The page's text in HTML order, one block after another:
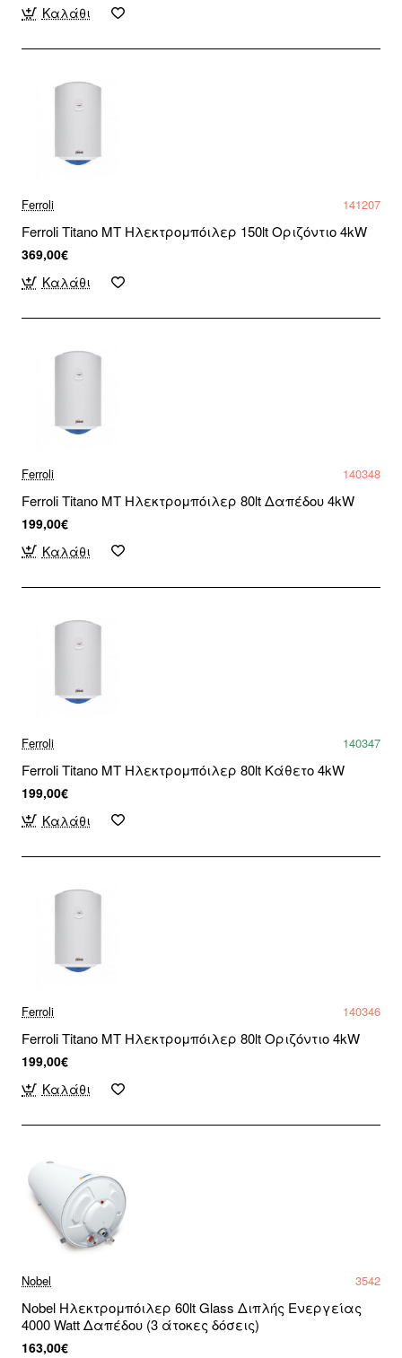
Καλάθι
Ferroli 141207
Ferroli Titano MT Ηλεκτρομπόιλερ 150lt Οριζόντιο 4kW
369,00€
Καλάθι
Ferroli 140348
Ferroli Titano MT Ηλεκτρομπόιλερ 80lt Δαπέδου 4kW
199,00€
Καλάθι
Ferroli 140347
Ferroli Titano MT Ηλεκτρομπόιλερ 80lt Κάθετο 4kW
199,00€
Καλάθι
Ferroli 140346
Ferroli Titano MT Ηλεκτρομπόιλερ 80lt Οριζόντιο 4kW
199,00€
Καλάθι
Nobel 3542
Nobel Hλεκτρομπόιλερ 60lt Glass Διπλής Ενεργείας
4000 Watt Δαπέδου (3 άτοκες δόσεις)
163,00€